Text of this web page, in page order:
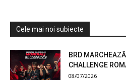
Cele mai noi subiecte
BRD
CHALLENGE
08/07/2026